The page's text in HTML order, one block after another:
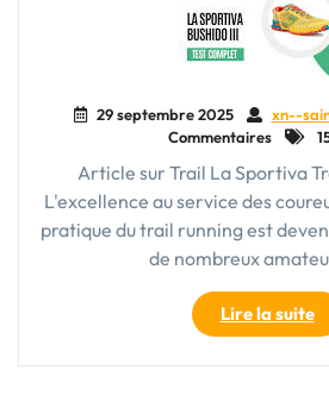
:
?"
29 septembre 2025 xn--
Commentaires
Article sur Trail La Sportiva
L'excellence au service des
pratique du trail running est
de nombreux
Lire la suite